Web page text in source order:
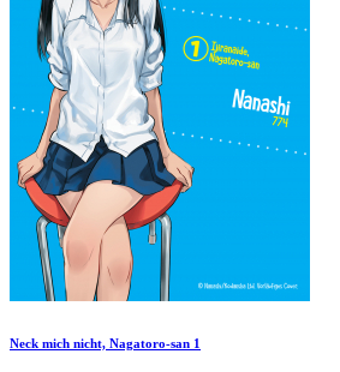
Neck mich nicht, Nagatoro-san 1